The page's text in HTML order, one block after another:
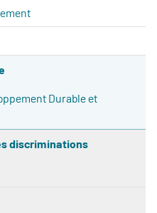
Durable et
discriminations